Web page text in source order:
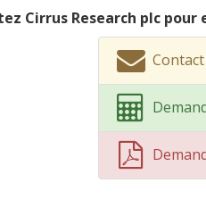
Cirrus Research plc pour